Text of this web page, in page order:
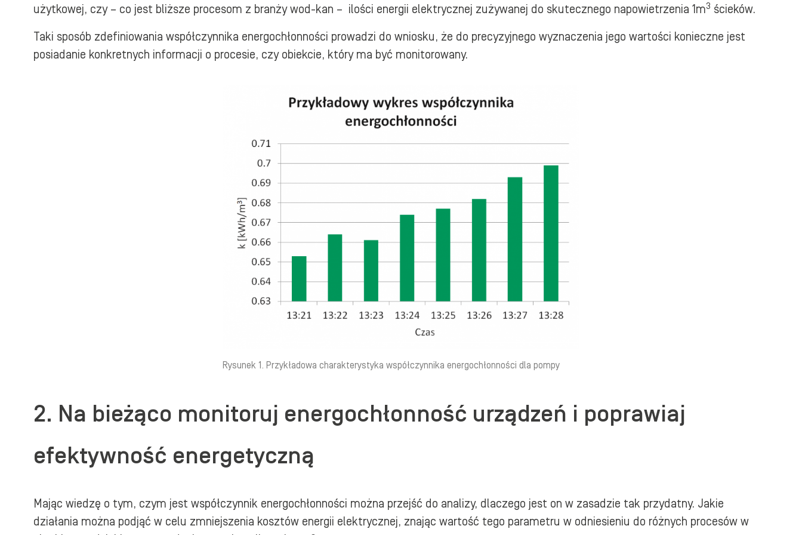
użytkowej, czy – co jest bliższe procesom z branży wod-kan – ilości energii elektrycznej zużywanej do skutecznego napowietrzenia 1m3 ścieków.
Taki sposób zdefiniowania współczynnika energochłonności prowadzi do wniosku, że do precyzyjnego wyznaczenia jego wartości konieczne jest
posiadanie konkretnych informacji o procesie, czy obiekcie, który ma być monitorowany.
Rysunek 1. Przykładowa charakterystyka współczynnika energochłonności dla pompy
2. Na bieżąco monitoruj energochłonność urządzeń i poprawiaj
efektywność energetyczną
Mając wiedzę o tym, czym jest współczynnik energochłonności można przejść do analizy, dlaczego jest on w zasadzie tak przydatny. Jakie
działania można podjąć w celu zmniejszenia kosztów energii elektrycznej, znając wartość tego parametru w odniesieniu do różnych procesów w